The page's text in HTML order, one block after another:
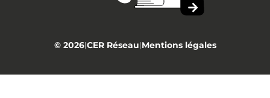
© 2026|CER Réseau|Mentions légales